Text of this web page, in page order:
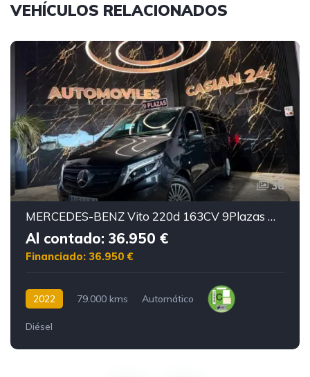
VEHÍCULOS RELACIONADOS
38
MERCEDES-BENZ Vito 220d 163CV 9Plazas Motor mercedes con cadena irrompible
Al contado: 36.950 €
Financiado: 36.950 €
2022 79.000 kms Automático
Diésel